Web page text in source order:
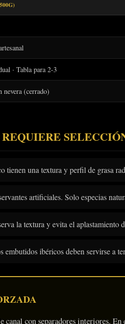
· Tabla para 2-3
nevera (cerrado)
tienen una textura y perfil de grasa
artificiales. Solo especias
la textura y evita el aplastamiento
embutidos ibéricos deben servirse a
canal con separadores interiores.